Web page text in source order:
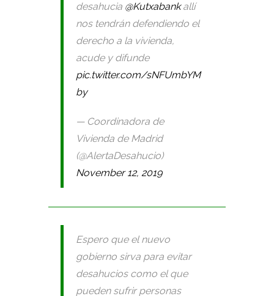
desahucia @Kutxabankallí
nos tendrán defendiendo el
derecho a la vivienda,
acude y difunde
pic.twitter.com/sNFUmbYM
by
— Coordinadora de
Vivienda de Madrid
(@AlertaDesahucio)
November 12, 2019
Espero que el nuevo
gobierno sirva para evitar
desahucios como el que
pueden sufrir personas